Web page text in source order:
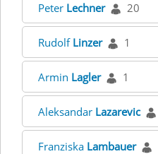
Peter Lechner 20
Rudolf Linzer 1
Armin Lagler 1
Aleksandar Lazarevic
Franziska Lambauer